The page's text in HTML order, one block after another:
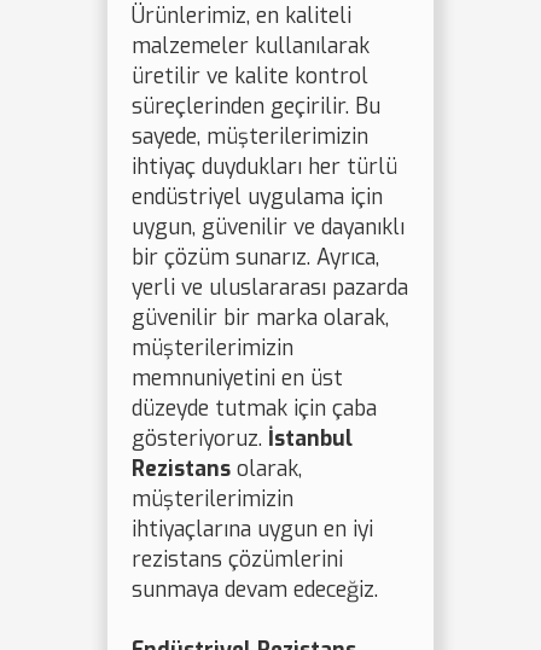
Ürünlerimiz, en kaliteli
malzemeler kullanılarak
üretilir ve kalite kontrol
süreçlerinden geçirilir. Bu
sayede, müşterilerimizin
ihtiyaç duydukları her türlü
endüstriyel uygulama için
uygun, güvenilir ve dayanıklı
bir çözüm sunarız. Ayrıca,
yerli ve uluslararası pazarda
güvenilir bir marka olarak,
müşterilerimizin
memnuniyetini en üst
düzeyde tutmak için çaba
gösteriyoruz. İstanbul
Rezistans olarak,
müşterilerimizin
ihtiyaçlarına uygun en iyi
rezistans çözümlerini
sunmaya devam edeceğiz.